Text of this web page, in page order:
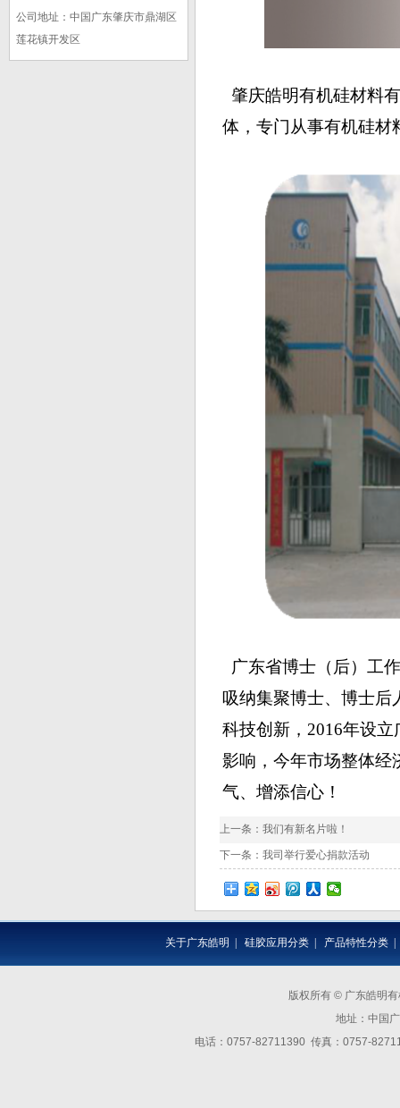
公司地址：中国广东肇庆市鼎湖区
莲花镇开发区
肇庆皓明有机硅材料
体，专门从事有机硅材
广东省博士（后）工
吸纳集聚博士、博士后
科技创新， 2016年设立
影响，今年市场整体经
气、增添信心！
上一条： 我们有新名片啦！
下一条： 我司举行爱心捐款活动
关于广东皓明 硅胶应用分类| 产品特性分类
版权所有 © 广东皓明
地址：中国
电话：0757-82711390 传真：0757-